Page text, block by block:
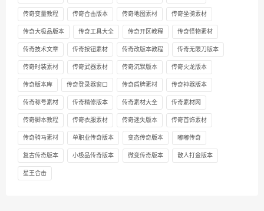
传奇变量教程 传奇合击版本 传奇地图素材 传奇坐骑素材
传奇大极品版本 传奇工具大全 传奇开区教程 传奇怪物素材
传奇技术文章 传奇按钮素材 传奇改版本教程 传奇无限刀版本
传奇时装素材 传奇武器素材 传奇沉默版本 传奇火龙版本
传奇版本库 传奇登录器窗口 传奇盾牌素材 传奇神器版本
传奇称号素材 传奇精修版本 传奇素材大全 传奇素材网
传奇脚本教程 传奇衣服素材 传奇迷失版本 传奇首饰素材
传奇骑马素材 单职业传奇版本 变态传奇版本 嘟嘟传奇
复古传奇版本 小极品传奇版本 微变传奇版本 散人打金版本
星王合击